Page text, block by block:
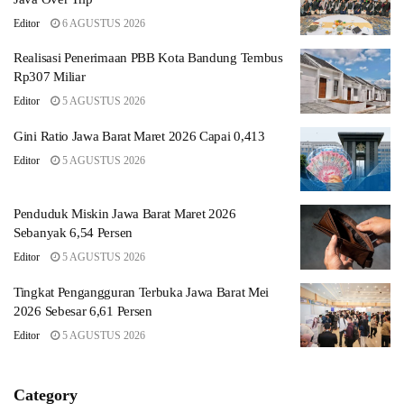
Editor 6 AGUSTUS 2026
Realisasi Penerimaan PBB Kota Bandung Tembus
Rp307 Miliar
Editor 5 AGUSTUS 2026
Gini Ratio Jawa Barat Maret 2026 Capai 0,413
Editor 5 AGUSTUS 2026
Penduduk Miskin Jawa Barat Maret 2026
Sebanyak 6,54 Persen
Editor 5 AGUSTUS 2026
Tingkat Pengangguran Terbuka Jawa Barat Mei
2026 Sebesar 6,61 Persen
Editor 5 AGUSTUS 2026
Category